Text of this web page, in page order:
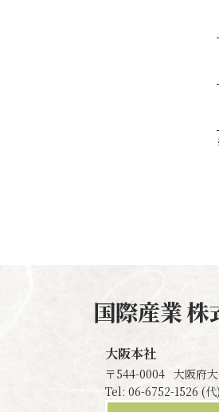
国際産業株
大阪本社
〒544-0004 大阪府
Tel: 06-6752-1526 (